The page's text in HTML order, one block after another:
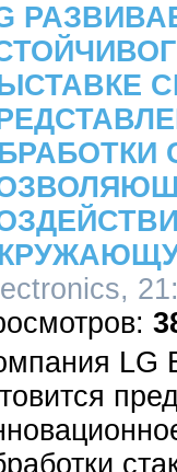
LG